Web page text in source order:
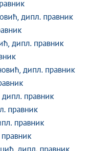
дипл. правник
дипл. правник
дипл. правник
правник
правник
правник